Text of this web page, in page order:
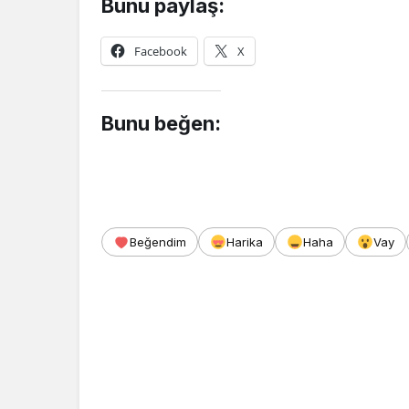
Bunu paylaş:
Facebook X
Bunu beğen:
Beğendim Harika Haha Vay